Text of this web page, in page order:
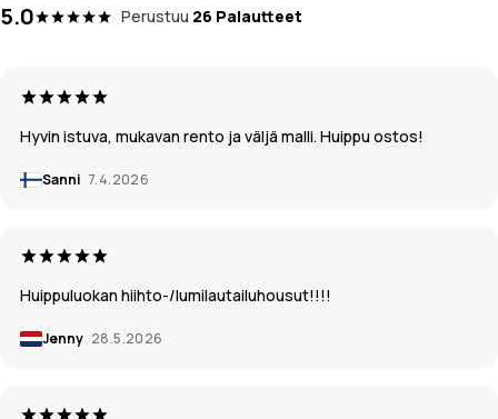
5.0 Perustuu 26 Palautteet
Hyvin istuva, mukavan rento ja väljä malli. Huippu ostos!
Sanni 7.4.2026
Huippuluokan hiihto-/lumilautailuhousut!!!!
Jenny 28.5.2026